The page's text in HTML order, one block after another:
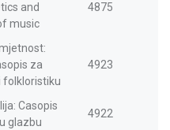
and
music
4875
za
folkloristiku
4923
Casopis
glazbu
4922